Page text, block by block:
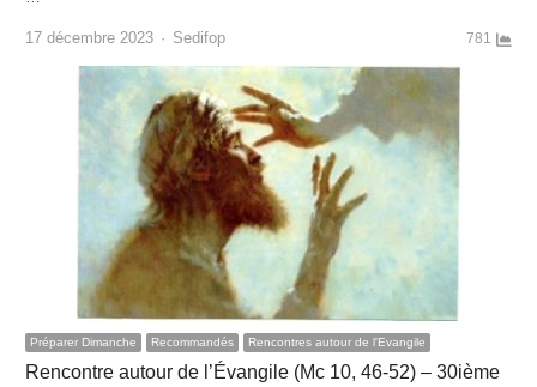
17 décembre 2023 Author
Sedifop 781
Préparer Dimanche Recommandés Rencontres autour de l'Evangile
Rencontre autour de l’Évangile (Mc 10, 46-52) – 30ième